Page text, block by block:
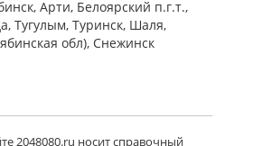
Арти, Белоярский п.г.т.,
Тугулым, Туринск, Шаля,
обл), Снежинск
2048080.ru носит справочный